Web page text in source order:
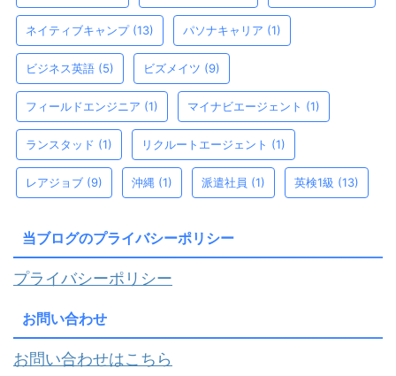
ネイティブキャンプ(13) パソナキャリア (1)
ビジネス英語 (5) ビズメイツ (9)
フィールドエンジニア (1) マイナビエージェント (1)
ランスタッド (1) リクルートエージェント (1)
レアジョブ (9) 沖縄 (1) 派遣社員 (1) 英検1級 (13)
当ブログのプライバシーポリシー
プライバシーポリシー
お問い合わせ
お問い合わせはこちら